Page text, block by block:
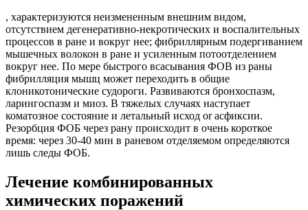
, характеризуются неизмененным внешним видом,
отсутствием дегенеративно-некротических и воспалительных
процессов в ране и вокруг нее; фибриллярным подергиванием
мышечных волокон в ране и усиленным потоотделением
вокруг нее. По мере быстрого всасывания ФОВ из раны
фибрилляция мышц может переходить в общие
клоникотонические судороги. Развиваются бронхоспазм,
ларингоспазм и миоз. В тяжелых случаях наступает
коматозное состояние и летальный исход or асфиксии.
Резорбция ФОБ через рану происходит в очень короткое
время: через 30-40 мин в раневом отделяемом определяются
лишь следы ФОБ.
Лечение комбинированных
химических поражений